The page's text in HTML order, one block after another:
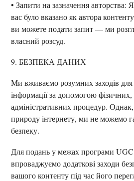
• Запити на зазначення
вас було вказано як автора
ви можете подати запит — ми
власний розсуд.
9. БЕЗПЕКА ДАНИХ
Ми вживаємо розумних заходів для
інформації за допомогою фізичних,
адміністративних процедур.
природу інтернету, ми не можемо
безпеку.
Для подань у межах програми
впроваджуємо додаткові заходи
вашого контенту під час його